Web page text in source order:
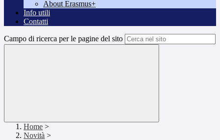
About Erasmus+
Info utili
Contatti
Campo di ricerca per le pagine del sito
Home >
Novità >